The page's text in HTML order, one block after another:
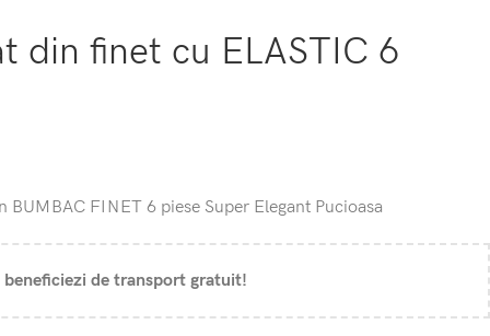
din finet cu ELASTIC 6
BUMBAC FINET 6 piese Super Elegant Pucioasa
de transport gratuit!